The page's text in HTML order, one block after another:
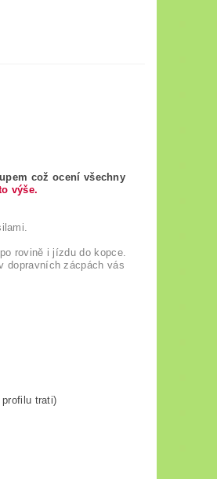
což ocení všechny
výše.
rovině i jízdu do kopce.
dopravních zácpách vás
trati)